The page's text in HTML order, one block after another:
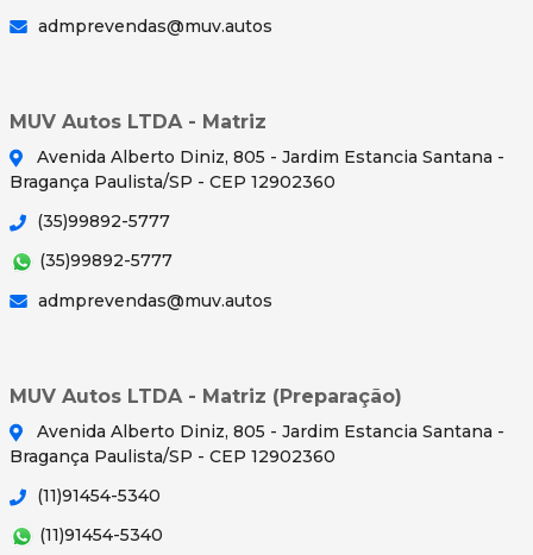
admprevendas@muv.autos
MUV Autos LTDA - Matriz
Avenida Alberto Diniz, 805 - Jardim Estancia Santana -
Bragança Paulista/SP - CEP 12902360
(35)99892-5777
(35)99892-5777
admprevendas@muv.autos
MUV Autos LTDA - Matriz (Preparação)
Avenida Alberto Diniz, 805 - Jardim Estancia Santana -
Bragança Paulista/SP - CEP 12902360
(11)91454-5340
(11)91454-5340